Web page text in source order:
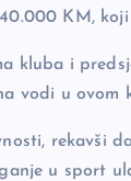
KM,
kluba i
vodi u ovom
rekavši
u sport